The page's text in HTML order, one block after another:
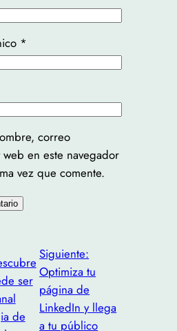
*
correo
en este navegador
vez que comente.
ser
de
Siguiente:
Optimiza tu
página de
LinkedIn y llega
a tu público